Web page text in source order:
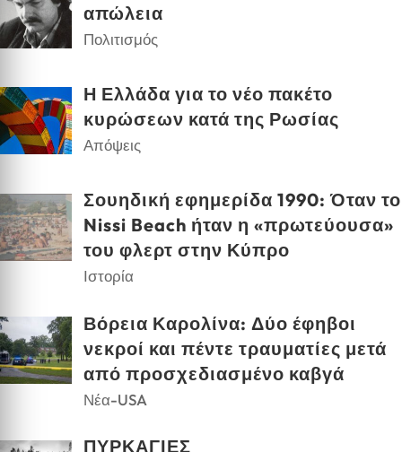
απώλεια
Πολιτισμός
Η Ελλάδα για το νέο πακέτο
κυρώσεων κατά της Ρωσίας
Απόψεις
Σουηδική εφημερίδα 1990: Όταν το
Nissi Beach ήταν η «πρωτεύουσα»
του φλερτ στην Κύπρο
Ιστορία
Βόρεια Καρολίνα: Δύο έφηβοι
νεκροί και πέντε τραυματίες μετά
από προσχεδιασμένο καβγά
Νέα-USA
ΠΥΡΚΑΓΙΕΣ